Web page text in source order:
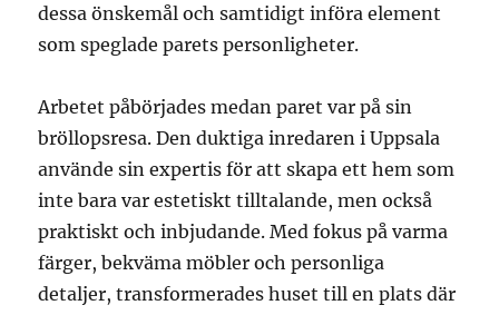
dessa önskemål och samtidigt införa element
som speglade parets personligheter.
Arbetet påbörjades medan paret var på sin
bröllopsresa. Den duktiga inredaren i Uppsala
använde sin expertis för att skapa ett hem som
inte bara var estetiskt tilltalande, men också
praktiskt och inbjudande. Med fokus på varma
färger, bekväma möbler och personliga
detaljer, transformerades huset till en plats där